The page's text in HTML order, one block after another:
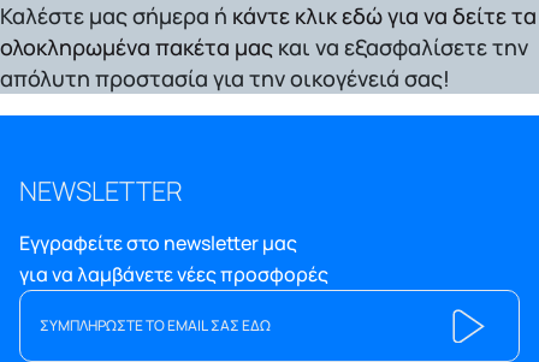
Καλέστε μας σήμερα ή κάντε κλικ εδώ για να δείτε τα
ολοκληρωμένα πακέτα μας και να εξασφαλίσετε την
απόλυτη προστασία για την οικογένειά σας!
NEWSLETTER
Εγγραφείτε στο newsletter μας
για να λαμβάνετε νέες προσφορές